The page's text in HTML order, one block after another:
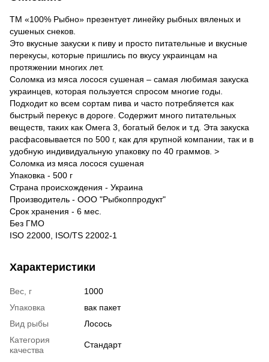
ТМ «100% Рыбно» презентует линейку рыбных вяленых и
сушеных снеков.
Это вкусные закуски к пиву и просто питательные и вкусные
перекусы, которые пришлись по вкусу украинцам на
протяжении многих лет.
Соломка из мяса лосося сушеная – самая любимая закуска
украинцев, которая пользуется спросом многие годы.
Подходит ко всем сортам пива и часто потребляется как
быстрый перекус в дороге. Содержит много питательных
веществ, таких как Омега 3, богатый белок и т.д. Эта закуска
расфасовывается по 500 г, как для крупной компании, так и в
удобную индивидуальную упаковку по 40 граммов. >
Соломка из мяса лосося сушеная
Упаковка - 500 г
Страна происхождения - Украина
Производитель - ООО "Рыбкоппродукт"
Срок хранения - 6 мес.
Без ГМО
ISO 22000, ISO/TS 22002-1
Характеристики
Вес, г
1000
Упаковка
вак пакет
Вид рыбы
Лосось
Категория
качества
Стандарт